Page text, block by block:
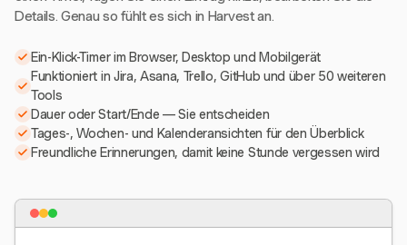
Details. Genau so fühlt es sich in Harvest an.
Ein-Klick-Timer im Browser, Desktop und Mobilgerät
Funktioniert in Jira, Asana, Trello, GitHub und über 50 weiteren
Tools
Dauer oder Start/Ende — Sie entscheiden
Tages-, Wochen- und Kalenderansichten für den Überblick
Freundliche Erinnerungen, damit keine Stunde vergessen wird